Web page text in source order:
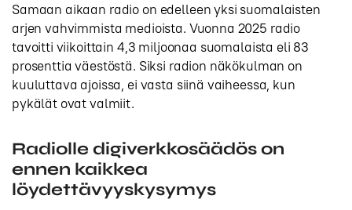
Samaan aikaan radio on edelleen yksi suomalaisten
arjen vahvimmista medioista. Vuonna 2025 radio
tavoitti viikoittain 4,3 miljoonaa suomalaista eli 83
prosenttia väestöstä. Siksi radion näkökulman on
kuuluttava ajoissa, ei vasta siinä vaiheessa, kun
pykälät ovat valmiit.
Radiolle digiverkkosäädös on
ennen kaikkea
löydettävyyskysymys